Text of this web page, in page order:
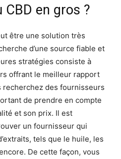
en gros ?
être une solution très
d’une source fiable et
stratégies consiste à
offrant le meilleur rapport
des fournisseurs
de prendre en compte
et son prix. Il est
un fournisseur qui
tels que le huile, les
De cette façon, vous